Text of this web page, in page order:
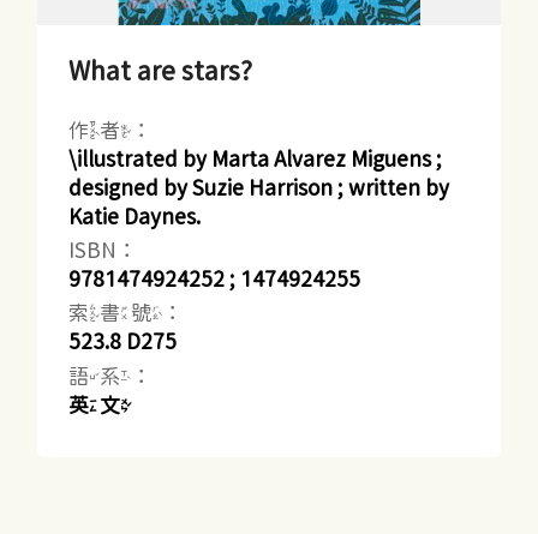
What are stars?
作者：
\illustrated by Marta Alvarez Miguens ;
designed by Suzie Harrison ; written by
Katie Daynes.
ISBN：
9781474924252 ; 1474924255
索書號：
523.8 D275
語系：
英文